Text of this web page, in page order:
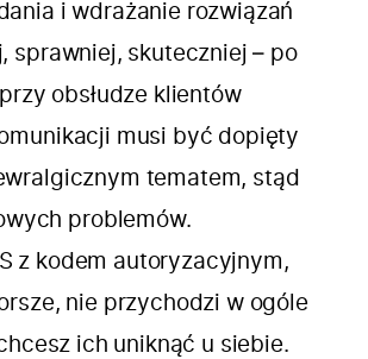
i wdrażanie rozwiązań
sprawniej, skuteczniej – po
obsłudze klientów
musi być dopięty
tematem, stąd
problemów.
z kodem autoryzacyjnym,
nie przychodzi w ogóle
ich uniknąć u siebie.